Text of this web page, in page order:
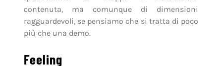
contenuta, ma comunque di dimensioni
ragguardevoli, se pensiamo che si tratta di poco
più che una demo.
Feeling